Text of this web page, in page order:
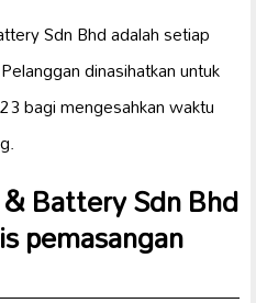
Sdn Bhd adalah setiap
dinasihatkan untuk
bagi mengesahkan waktu
Battery Sdn Bhd
pemasangan